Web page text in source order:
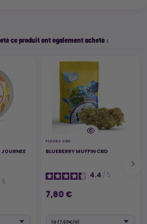
ce produit ont également acheté :
5
FLEURS CBD
BLUEBERRY MUFFIN CBD
4.4 / 5
7,60 €